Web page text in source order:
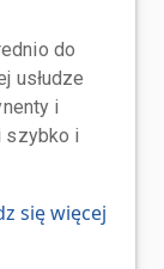
do
usłudze
i
szybko i
się więcej